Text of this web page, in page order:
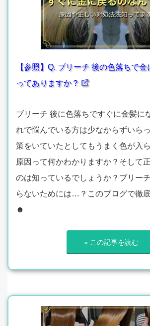
【参照】Q. ブリーチ 後の色落ちで
ってありますか？
ブリーチ 後に色落ちですぐに金髪に
れで悩んでいる方は少なからずいら
策をいていたとしてもうまく色が入
原因って何かわかりますか？そして
のは知っているでしょうか？ブリー
らないためには…？このブログで徹
☻
» この記事を読む